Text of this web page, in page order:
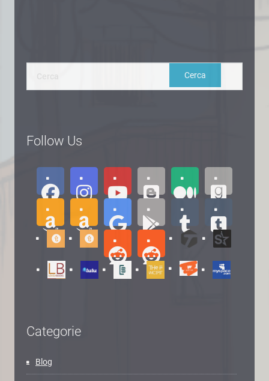
Follow Us
Categorie
Blog